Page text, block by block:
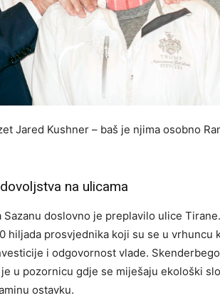
Jared Kushner – baš je njima osobno
na ulicama
doslovno je preplavilo ulice
hiljada prosvjednika koji su se u vrhuncu
i odgovornost vlade.
u pozornicu gdje se miješaju ekološki
ostavku.